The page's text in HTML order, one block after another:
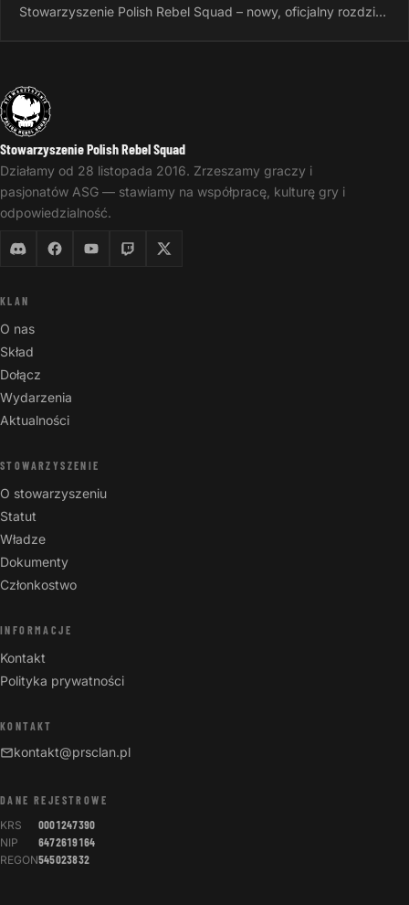
Stowarzyszenie Polish Rebel Squad – nowy, oficjalny rozdział
Stowarzyszenie Polish Rebel Squad
Działamy od 28 listopada 2016. Zrzeszamy graczy i
pasjonatów ASG — stawiamy na współpracę, kulturę gry i
odpowiedzialność.
KLAN
O nas
Skład
Dołącz
Wydarzenia
Aktualności
STOWARZYSZENIE
O stowarzyszeniu
Statut
Władze
Dokumenty
Członkostwo
INFORMACJE
Kontakt
Polityka prywatności
KONTAKT
kontakt@prsclan.pl
DANE REJESTROWE
KRS 0001247390
NIP 6472619164
REGON545023832